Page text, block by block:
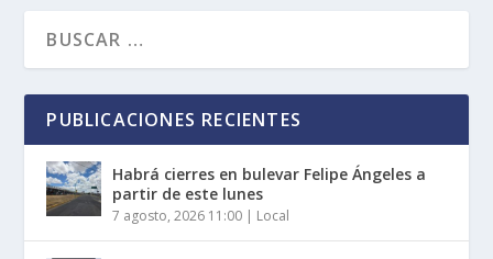
PUBLICACIONES RECIENTES
Habrá cierres en bulevar Felipe Ángeles a
partir de este lunes
7 agosto, 2026 11:00 | Local